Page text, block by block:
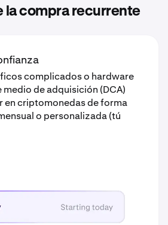
la compra recurrente
complicados o hardware
de adquisición (DCA)
en criptomonedas de forma
o personalizada (tú